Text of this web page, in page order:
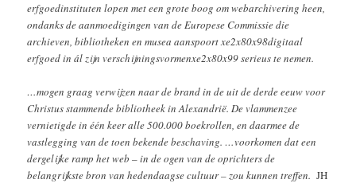
erfgoedinstituten lopen met een grote boog om webarchivering heen,
ondanks de aanmoedigingen van de Europese Commissie die
archieven, bibliotheken en musea aanspoort xe2x80x98digitaal
erfgoed in ál zijn verschijningsvormenxe2x80x99 serieus te nemen.
…mogen graag verwijzen naar de brand in de uit de derde eeuw voor
Christus stammende bibliotheek in Alexandrië. De vlammenzee
vernietigde in één keer alle 500.000 boekrollen, en daarmee de
vastlegging van de toen bekende beschaving. …voorkomen dat een
dergelijke ramp het web – in de ogen van de oprichters de
belangrijkste bron van hedendaagse cultuur – zou kunnen treffen. JH